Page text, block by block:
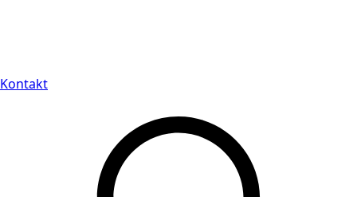
Kontakt